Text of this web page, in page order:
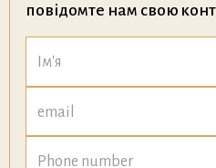
повідомте нам свою